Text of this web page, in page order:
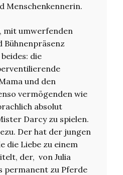
Menschenkennerin.
, mit umwerfenden
Bühnenpräsenz
die
und den
vermögenden wie
absolut
Darcy zu spielen.
Der hat der jungen
die Liebe zu einem
der, von Julia
permanent zu Pferde